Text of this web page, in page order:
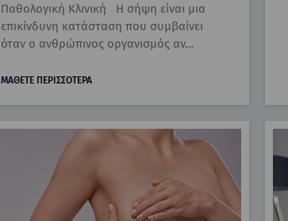
Παθολογική Κλινική Η σήψη είναι μια
επικίνδυνη κατάσταση που συμβαίνει
όταν ο ανθρώπινος οργανισμός αν…
ΜΑΘΕΤΕ ΠΕΡΙΣΣΟΤΕΡΑ